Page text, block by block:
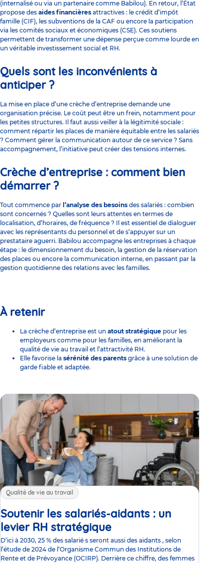
(internalisé ou via un partenaire comme Babilou). En retour, l’État
propose des aides financières attractives : le crédit d’impôt
famille (CIF), les subventions de la CAF ou encore la participation
via les comités sociaux et économiques (CSE). Ces soutiens
permettent de transformer une dépense perçue comme lourde en
un véritable investissement social et RH.
Quels sont les inconvénients à
anticiper ?
La mise en place d’une crèche d’entreprise demande une
organisation précise. Le coût peut être un frein, notamment pour
les petites structures. Il faut aussi veiller à la légitimité sociale :
comment répartir les places de manière équitable entre les salariés
? Comment gérer la communication autour de ce service ? Sans
accompagnement, l’initiative peut créer des tensions internes.
Crèche d’entreprise : comment bien
démarrer ?
Tout commence par l’analyse des besoins des salariés : combien
sont concernés ? Quelles sont leurs attentes en termes de
localisation, d’horaires, de fréquence ? Il est essentiel de dialoguer
avec les représentants du personnel et de s’appuyer sur un
prestataire aguerri. Babilou accompagne les entreprises à chaque
étape : le dimensionnement du besoin, la gestion de la réservation
des places ou encore la communication interne, en passant par la
gestion quotidienne des relations avec les familles.
À retenir
La crèche d’entreprise est un atout stratégique pour les
employeurs comme pour les familles, en améliorant la
qualité de vie au travail et l’attractivité RH.
Elle favorise la sérénité des parents grâce à une solution de
garde fiable et adaptée.
Qualité de vie au travail
Soutenir les salariés-aidants : un
levier RH stratégique
D’ici à 2030, 25 % des salarié s seront aussi des aidants , selon
l’étude de 2024 de l’Organisme Commun des Institutions de
Rente et de Prévoyance (OCIRP). Derrière ce chiffre, des femmes